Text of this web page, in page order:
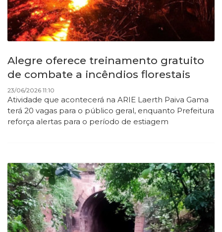
Alegre oferece treinamento gratuito
de combate a incêndios florestais
23/06/2026 11:10
Atividade que acontecerá na ARIE Laerth Paiva Gama
terá 20 vagas para o público geral, enquanto Prefeitura
reforça alertas para o período de estiagem